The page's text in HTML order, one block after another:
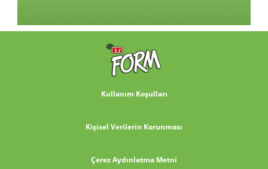
Kullanım Koşulları
Kişisel Verilerin Korunması
Çerez Aydınlatma Metni